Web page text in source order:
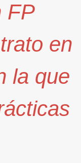
FP
en
la que